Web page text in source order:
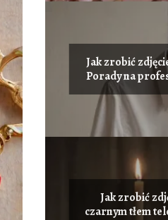
Jak zrobić
Porady na
zdjęcie do
Jak zrobić
czarnym tłem